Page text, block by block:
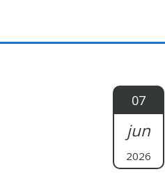
inhoud
07
jun
2026